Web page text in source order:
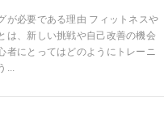
が必要である理由 フィットネスや
は、新しい挑戦や自己改善の機会
者にとってはどのようにトレーニ
...